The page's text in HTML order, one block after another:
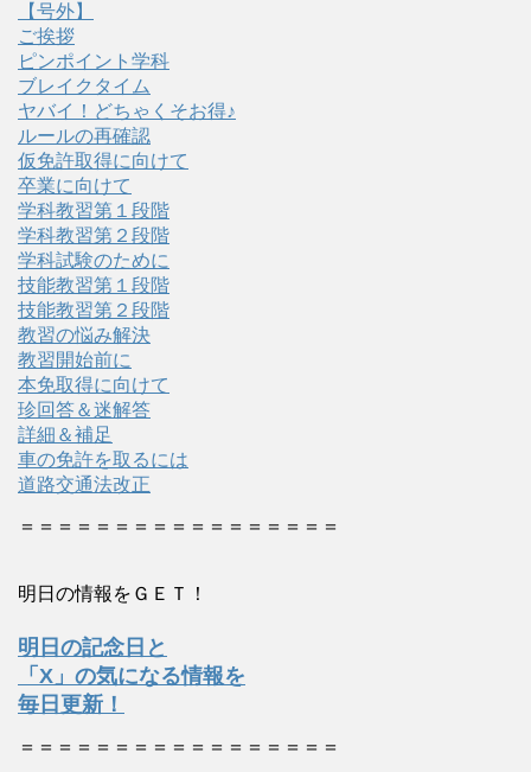
【号外】
ご挨拶
ピンポイント学科
ブレイクタイム
ヤバイ！どちゃくそお得♪
ルールの再確認
仮免許取得に向けて
卒業に向けて
学科教習第１段階
学科教習第２段階
学科試験のために
技能教習第１段階
技能教習第２段階
教習の悩み解決
教習開始前に
本免取得に向けて
珍回答＆迷解答
詳細＆補足
車の免許を取るには
道路交通法改正
＝＝＝＝＝＝＝＝＝＝＝＝＝＝＝＝＝
明日の情報をＧＥＴ！
明日の記念日と
「X」の気になる情報を
毎日更新！
＝＝＝＝＝＝＝＝＝＝＝＝＝＝＝＝＝